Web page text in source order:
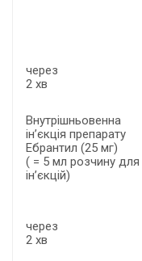
через
2 хв
Внутрішньовенна
ін’єкція препарату
Ебрантил (25 мг)
( = 5 мл розчину для
ін’єкцій)
через
2 хв